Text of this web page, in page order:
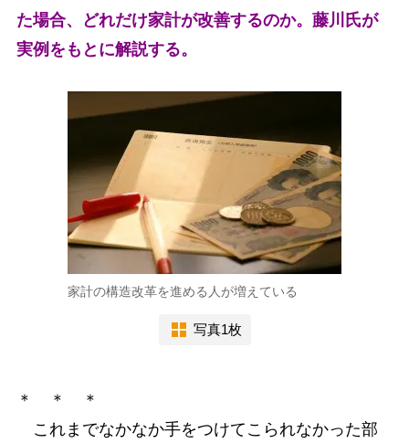
た場合、どれだけ家計が改善するのか。藤川氏が
実例をもとに解説する。
家計の構造改革を進める人が増えている
写真1枚
＊ ＊ ＊
これまでなかなか手をつけてこられなかった部